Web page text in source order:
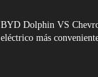
BYD Dolphin VS
eléctrico más